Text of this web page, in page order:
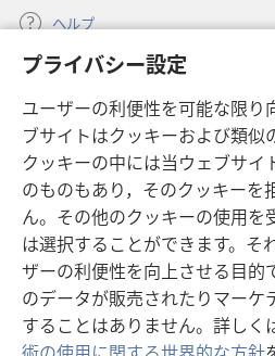
プライバシー設定
ユーザーの利便性を可能な限り
ブサイトはクッキーおよび類似
クッキーの中には当ウェブサ
のものもあり，そのクッキーを
ん。その他のクッキーの使用を
は選択することができます。そ
ザーの利便性を向上させる目的
のデータが販売されたりマーケ
することはありません。詳しく
ヘルプ
寄付
し
い
タ
ブ
で
開
く）
ものみの塔 オンライン・ライブ
（新
し
い
タ
ブ
で
開
く）
JW Hub ®
（新
し
い
タ
ブ
で
開
JW Library ®
Watchtower Library®